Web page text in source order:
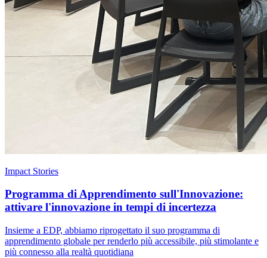
Impact Stories
Programma di Apprendimento sull'Innovazione:
attivare l'innovazione in tempi di incertezza
Insieme a EDP, abbiamo riprogettato il suo programma di
apprendimento globale per renderlo più accessibile, più stimolante e
più connesso alla realtà quotidiana